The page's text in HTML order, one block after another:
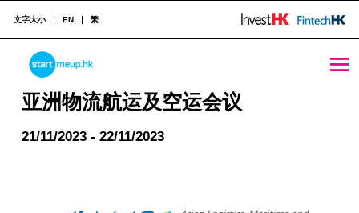
亚洲物流航运及空运会议 - StartmeupHK
STARTMEUPHK
STARTMEUPHK FESTIVAL IS THE LEADING STARTUP AND INNOVATION CONFERENCE EVENT IN HONG KONG
文字大小 EN 繁
亚洲物流航运及空运会议
21/11/2023 - 22/11/2023